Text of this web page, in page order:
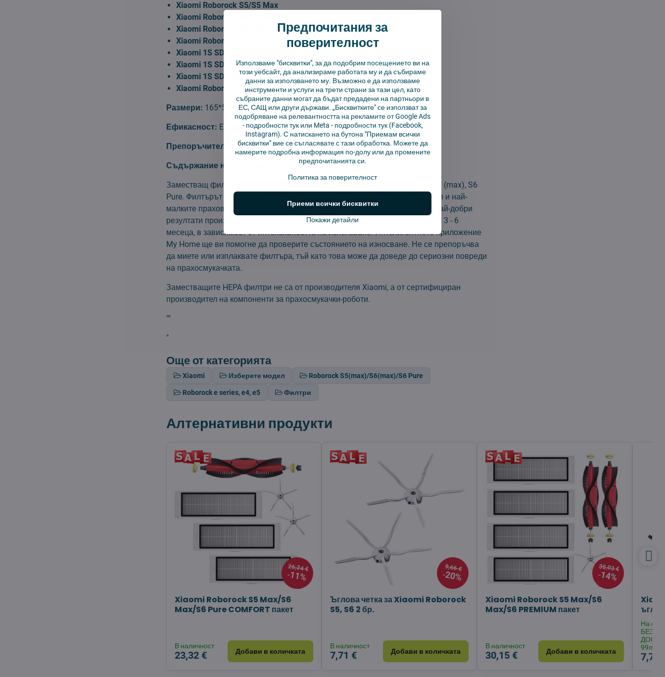
Xiaomi Roborock S5/S5 Max
Xiaomi Roborock S6/S6 Max
Xiaomi Roborock S60/S65
Xiaomi Roborock S6 Pure
Xiaomi 1S SDJQR01RR
Xiaomi 1S SDJQR02RR
Xiaomi 1S SDJQR03RR
Xiaomi Roborock e series - e4/e5/e25/e35
Размери: 165*52*13мм
Ефикасност: E11/ Ефикасност на филтриране 0,3pm>99,2%
Препоръчителна подмяна:3 месеца
Съдържание на опаковката:
Заместващ филтър за прахосмукачки-роботи Xiaomi Roborock S5 (max), S6 (max), S6
Pure. Филтърът се предлага в опаковка от 2 броя. Филтърът може да улавя и най-
малките прахови частици и предотвратява вторичното замърсяване. За най-добри
резултати производителят препоръчва да сменяте филтъра поне на всеки 3 - 6
месеца, в зависимост от интензивността на използване. Интелигентното приложение
My Home ще ви помогне да проверите състоянието на износване. Не се препоръчва
да миете или изплаквате филтъра, тъй като това може да доведе до сериозни повреди
на прахосмукачката.
Заместващите HEPA филтри не са от производителя Xiaomi, а от сертифициран
производител на компоненти за прахосмукачки-роботи.
""
"
Още от категорията
Xiaomi Изберете модел Roborock S5(max)/S6(max)/S6 Pure
Roborock e series, e4, e5 Филтри
Алтернативни продукти
26,24 €
11%
Xiaomi Roborock S5 Max/S6
Max/S6 Pure COMFORT пакет
В наличност
23,32 € Добави в количката
9,66 €
20%
Ъглова четка за Xiaomi Roborock
S5, S6 2 бр.
В наличност
7,71 € Добави в количката
35,03 €
14%
Xiaomi Roborock S5 Max/S6
Max/S6 PREMIUM пакет
В наличност
30,15 € Добави в количката
На
99лв.
7,71
Предпочитания за
поверителност
Използваме "бисквитки", за да подобрим посещението ви на
този уебсайт, да анализираме работата му и да събираме
данни за използването му. Възможно е да използваме
инструменти и услуги на трети страни за тази цел, като
събраните данни могат да бъдат предадени на партньори в
ЕС, САЩ или други държави. „Бисквитките" се използват за
подобряване на релевантността на рекламите от Google Ads
- подробности тукили Meta - подробности тук(Facebook,
Instagram). С натискането на бутона "Приемам всички
бисквитки" вие се съгласявате с тази обработка. Можете да
намерите подробна информация по-долу или да промените
предпочитанията си.
Политика за поверителност
Покажи детайли
Приеми всички бисквитки